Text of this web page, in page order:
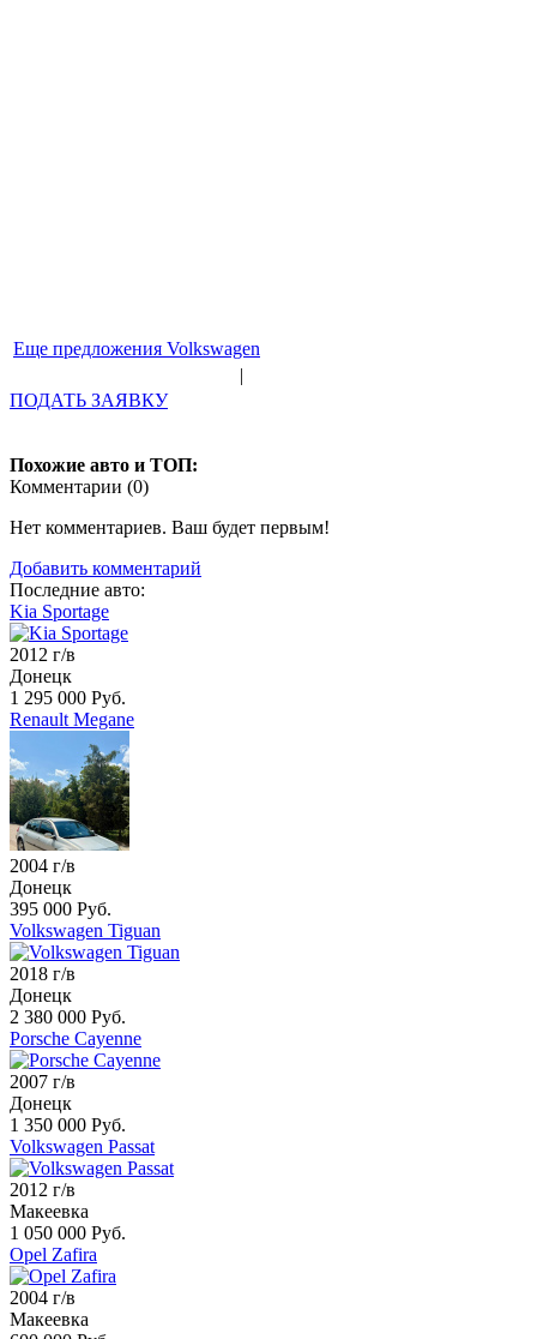
Еще предложения Volkswagen
|
ПОДАТЬ ЗАЯВКУ
Похожие авто и ТОП:
Комментарии (0)
Нет комментариев. Ваш будет первым!
Добавить комментарий
Последние авто:
Kia Sportage
2012 г/в
Донецк
1 295 000 Руб.
Renault Megane
2004 г/в
Донецк
395 000 Руб.
Volkswagen Tiguan
2018 г/в
Донецк
2 380 000 Руб.
Porsche Cayenne
2007 г/в
Донецк
1 350 000 Руб.
Volkswagen Passat
2012 г/в
Макеевка
1 050 000 Руб.
Opel Zafira
2004 г/в
Макеевка